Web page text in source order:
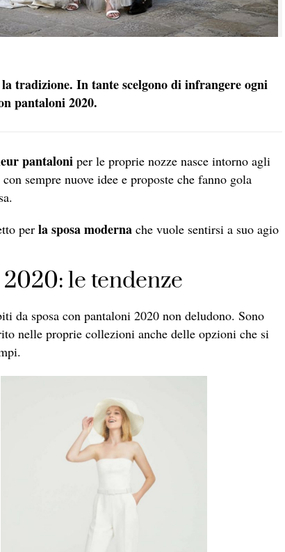
tradizione. In tante scelgono di infrangere ogni
pantaloni 2020.
pantaloni per le proprie nozze nasce intorno agli
sempre nuove idee e proposte che fanno gola
per la sposa moderna che vuole sentirsi a suo agio
le tendenze
da sposa con pantaloni 2020 non deludono. Sono
nelle proprie collezioni anche delle opzioni che si